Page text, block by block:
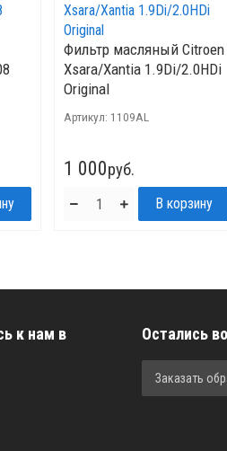
Фильтр масляный Citroen
Xsara/Xantia 1.9Di/2.0HDi
Original
Артикул: 1109AL
1 000руб.
к нам в
Остались
Заказать